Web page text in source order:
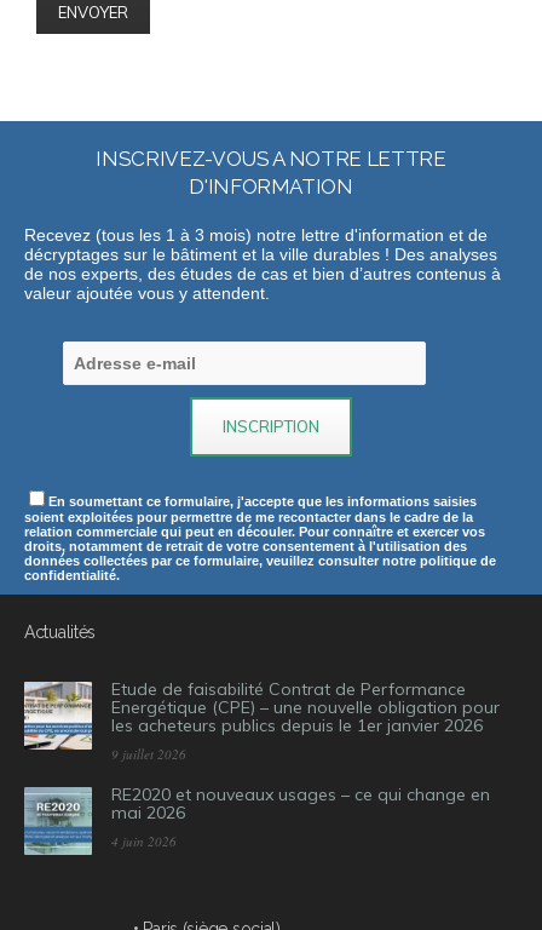
INSCRIVEZ-VOUS A NOTRE LETTRE
D'INFORMATION
Recevez (tous les 1 à 3 mois) notre lettre d'information et de
décryptages sur le bâtiment et la ville durables ! Des analyses
de nos experts, des études de cas et bien d’autres contenus à
valeur ajoutée vous y attendent.
En soumettant ce formulaire, j'accepte que les informations saisies
soient exploitées pour permettre de me recontacter dans le cadre de la
relation commerciale qui peut en découler. Pour connaître et exercer vos
droits, notamment de retrait de votre consentement à l'utilisation des
données collectées par ce formulaire, veuillez consulter notre politique de
confidentialité.
Actualités
Etude de faisabilité Contrat de Performance
Energétique (CPE) – une nouvelle obligation pour
les acheteurs publics depuis le 1er janvier 2026
9 juillet 2026
RE2020 et nouveaux usages – ce qui change en
mai 2026
4 juin 2026